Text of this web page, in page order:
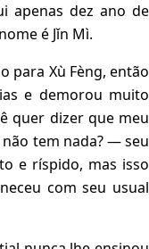
apenas dez ano de
é Jǐn Mì.
Xù Fèng, então
e demorou muito
quer dizer que meu
tem nada? — seu
e ríspido, mas isso
com seu usual